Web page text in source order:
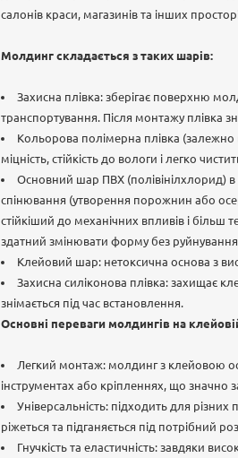
салонів краси, магазинів та інших
Молдинг складається з таких шарів:
Захисна плівка: зберігає поверхню
транспортування. Після монтажу плівка
Кольорова полімерна плівка
міцність, стійкість до вологи і легко
Основний шар ПВХ (полівінілхлорид)
спінювання (утворення порожнин або
стійкіший до механічних впливів і
здатний змінювати форму без руйнування
Клейовий шар: нетоксична основа з
Захисна силіконова плівка: захищає
знімається під час встановлення.
Основні переваги молдингів на
Легкий монтаж: молдинг з клейовою
інструментах або кріпленнях, що значно
Універсальність: підходить для
ріжеться та підганяється під потрібний
Гнучкість та еластичність: завдяки